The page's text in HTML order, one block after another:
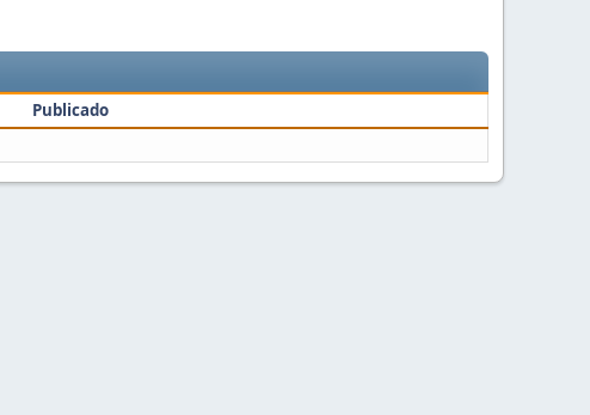
Publicado